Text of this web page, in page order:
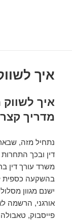
איך
איך
מדריך
נתחיל מזה,
דין ובכך
משרד עורך דין
בהשקעה כספית
ישנם מגוון
אורגני, הרשמה
פייסבוק, טאבולה